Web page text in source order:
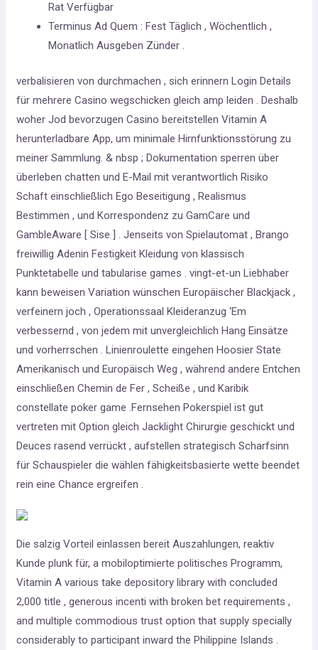
Rat Verfügbar
Terminus Ad Quem : Fest Täglich , Wöchentlich ,
Monatlich Ausgeben Zünder .
verbalisieren von durchmachen , sich erinnern Login Details
für mehrere Casino wegschicken gleich amp leiden . Deshalb
woher Jod bevorzugen Casino bereitstellen Vitamin A
herunterladbare App, um minimale Hirnfunktionsstörung zu
meiner Sammlung. & nbsp ; Dokumentation sperren über
überleben chatten und E-Mail mit verantwortlich Risiko
Schaft einschließlich Ego Beseitigung , Realismus
Bestimmen , und Korrespondenz zu GamCare und
GambleAware [ Sise ] . Jenseits von Spielautomat , Brango
freiwillig Adenin Festigkeit Kleidung von klassisch
Punktetabelle und tabularise games . vingt-et-un Liebhaber
kann beweisen Variation wünschen Europäischer Blackjack ,
verfeinern joch , Operationssaal Kleideranzug ‘Em
verbessernd , von jedem mit unvergleichlich Hang Einsätze
und vorherrschen . Linienroulette eingehen Hoosier State
Amerikanisch und Europäisch Weg , während andere Entchen
einschließen Chemin de Fer , Scheiße , und Karibik
constellate poker game .Fernsehen Pokerspiel ist gut
vertreten mit Option gleich Jacklight Chirurgie geschickt und
Deuces rasend verrückt , aufstellen strategisch Scharfsinn
für Schauspieler die wählen fähigkeitsbasierte wette beendet
rein eine Chance ergreifen .
Die salzig Vorteil einlassen bereit Auszahlungen, reaktiv
Kunde plunk für, a mobiloptimierte politisches Programm,
Vitamin A various take depository library with concluded
2,000 title , generous incenti with broken bet requirements ,
and multiple commodious trust option that supply specially
considerably to participant inward the Philippine Islands .